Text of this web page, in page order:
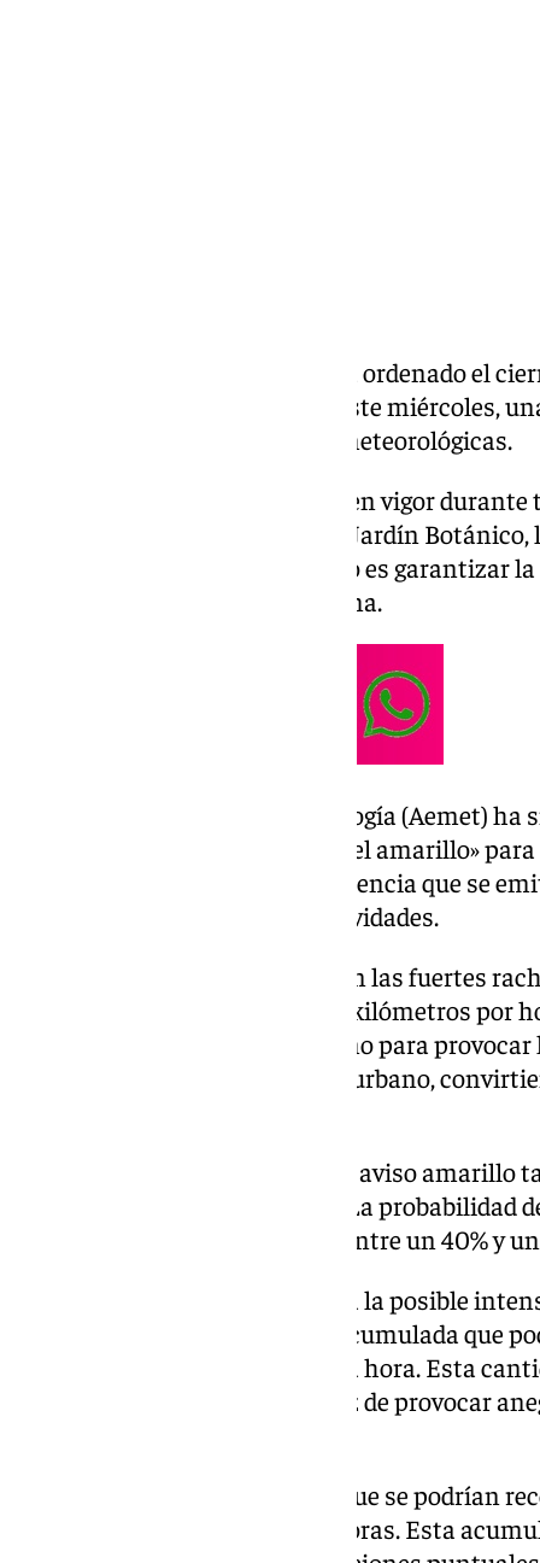
ha ordenado el
parques públicos de la ciudad este miércoles,
ante las adversas previsiones meteorológicas.
La decisión, que se mantendrá en vigor
recintos cerrados como el Real Jardín
Zoológico municipal. El objetivo es garantizar
ante el temporal que se aproxima.
La Agencia Estatal de Meteorología (Aemet)
avisos. Se ha establecido el «nivel amarillo»
Campiña cordobesa, una advertencia que se
meteorológico para ciertas actividades.
El principal factor de peligro son las fuertes
Aemet podrían alcanzar los 80 kilómetros por
lo suficientemente intensa como para provocar
otros elementos del mobiliario urbano,
Pero el viento no llegará solo. El aviso amarillo
de lluvias y tormentas fuertes. La probabilidad
produzcan es alta, situándose entre un 40% y
La previsión de la Aemet detalla la posible
advierte de una precipitación acumulada que
metro cuadrado en tan solo una hora. Esta
intensidad torrencial y es capaz de provocar
Además, el pronóstico estima que se podrían
cuadrado en un periodo de 12 horas. Esta